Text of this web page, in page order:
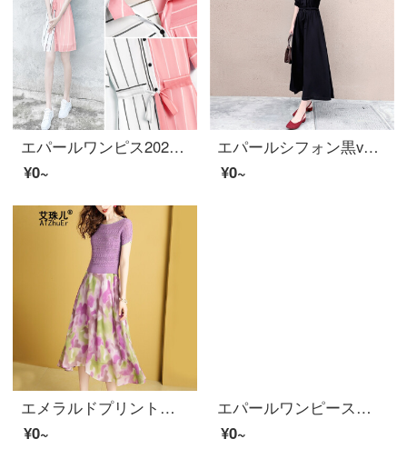
エパールワンピス2020夏新商品女装ボーダー気質シフォンワンピス夏服仙女超仙スカートスリムスカートピンクS
¥0~
エパールシフォン黒v領ワンピス女2020新商品夏女装收腰顕痩身カジュアル気質カバーお腹フレンチロンカーター黒3 XL
¥0~
エメラルドプリントストラップワンピスト女性2020新商品夏洋気减齢ビーチスカート2点セットセイントスカート画像色M
¥0~
エパールワンピース春夏新商品仙女の女神范御姐セイントスカート晩秋网红洋气2点セットフランス小群2点セットM
¥0~